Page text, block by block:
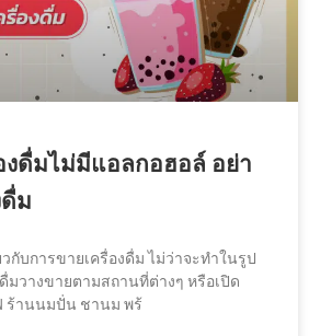
งดื่มไม่มีแอลกอฮอล์ อย่า
ม
กับการขายเครื่องดื่ม ไม่ว่าจะทำในรูป
มวางขายตามสถานที่ต่างๆ หรือเปิด
ร้านนมปั่น ชานม พร้